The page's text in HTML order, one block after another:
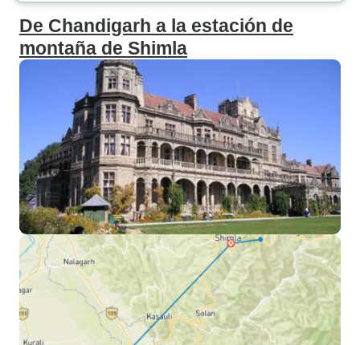
De Chandigarh a la estación de
montaña de Shimla